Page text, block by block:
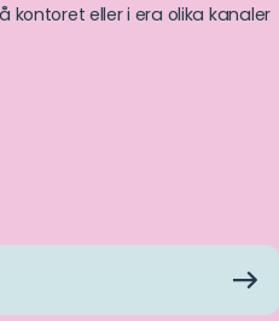
eller i era olika kanaler